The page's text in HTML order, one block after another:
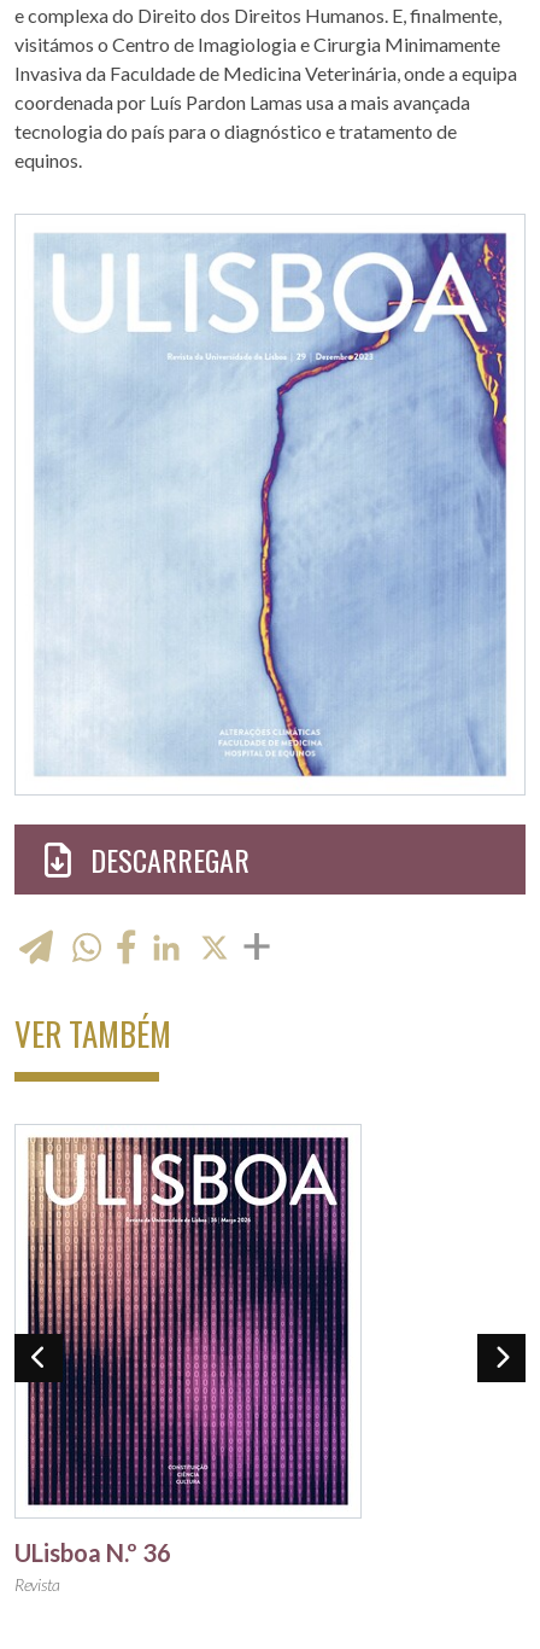
e complexa do Direito dos Direitos Humanos. E, finalmente,
visitámos o Centro de Imagiologia e Cirurgia Minimamente
Invasiva da Faculdade de Medicina Veterinária, onde a equipa
coordenada por Luís Pardon Lamas usa a mais avançada
tecnologia do país para o diagnóstico e tratamento de
equinos.
DESCARREGAR
WhatsApp
LinkedIn
X
VER TAMBÉM
ULisboa N.º 36
Revista